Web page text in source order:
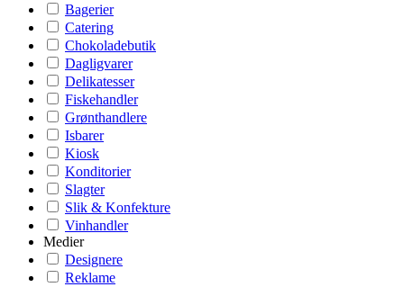
Bagerier
Catering
Chokoladebutik
Dagligvarer
Delikatesser
Fiskehandler
Grønthandlere
Isbarer
Kiosk
Konditorier
Slagter
Slik & Konfekture
Vinhandler
Medier
Designere
Reklame